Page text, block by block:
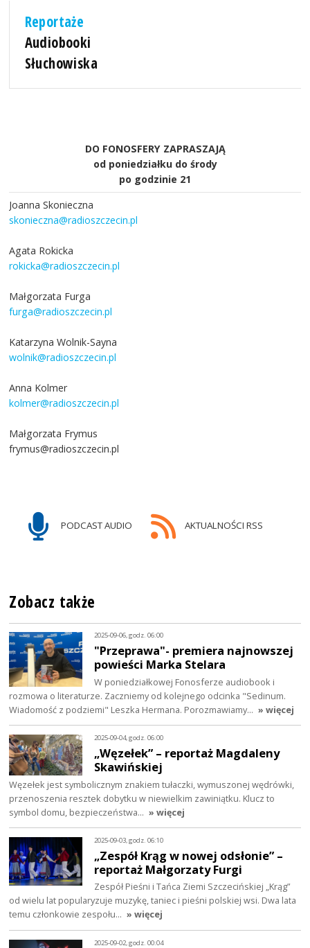
Reportaże
Audiobooki
Słuchowiska
DO FONOSFERY ZAPRASZAJĄ
od poniedziałku do środy
po godzinie 21
Joanna Skonieczna
skonieczna@radioszczecin.pl
Agata Rokicka
rokicka@radioszczecin.pl
Małgorzata Furga
furga@radioszczecin.pl
Katarzyna Wolnik-Sayna
wolnik@radioszczecin.pl
Anna Kolmer
kolmer@radioszczecin.pl
Małgorzata Frymus
frymus@radioszczecin.pl
PODCAST AUDIO AKTUALNOŚCI RSS
Zobacz także
2025-09-06, godz. 06:00
"Przeprawa"- premiera najnowszej
powieści Marka Stelara
W poniedziałkowej Fonosferze audiobook i
rozmowa o literaturze. Zaczniemy od kolejnego odcinka "Sedinum.
Wiadomość z podziemi" Leszka Hermana. Porozmawiamy… » więcej
2025-09-04, godz. 06:00
„Węzełek” – reportaż Magdaleny
Skawińskiej
Węzełek jest symbolicznym znakiem tułaczki, wymuszonej wędrówki,
przenoszenia resztek dobytku w niewielkim zawiniątku. Klucz to
symbol domu, bezpieczeństwa… » więcej
2025-09-03, godz. 06:10
„Zespół Krąg w nowej odsłonie” –
reportaż Małgorzaty Furgi
Zespół Pieśni i Tańca Ziemi Szczecińskiej „Krąg”
od wielu lat popularyzuje muzykę, taniec i pieśni polskiej wsi. Dwa lata
temu członkowie zespołu… » więcej
2025-09-02, godz. 00:04